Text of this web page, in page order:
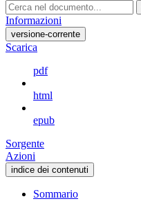
Informazioni
versione-corrente
Scarica
pdf
html
epub
Sorgente
Azioni
indice dei contenuti
Sommario